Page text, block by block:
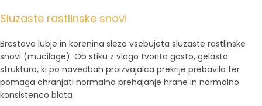
Sluzaste rastlinske snovi
Brestovo lubje in korenina sleza vsebujeta sluzaste rastlinske
snovi (mucilage). Ob stiku z vlago tvorita gosto, gelasto
strukturo, ki po navedbah proizvajalca prekrije prebavila ter
pomaga ohranjati normalno prehajanje hrane in normalno
konsistenco blata